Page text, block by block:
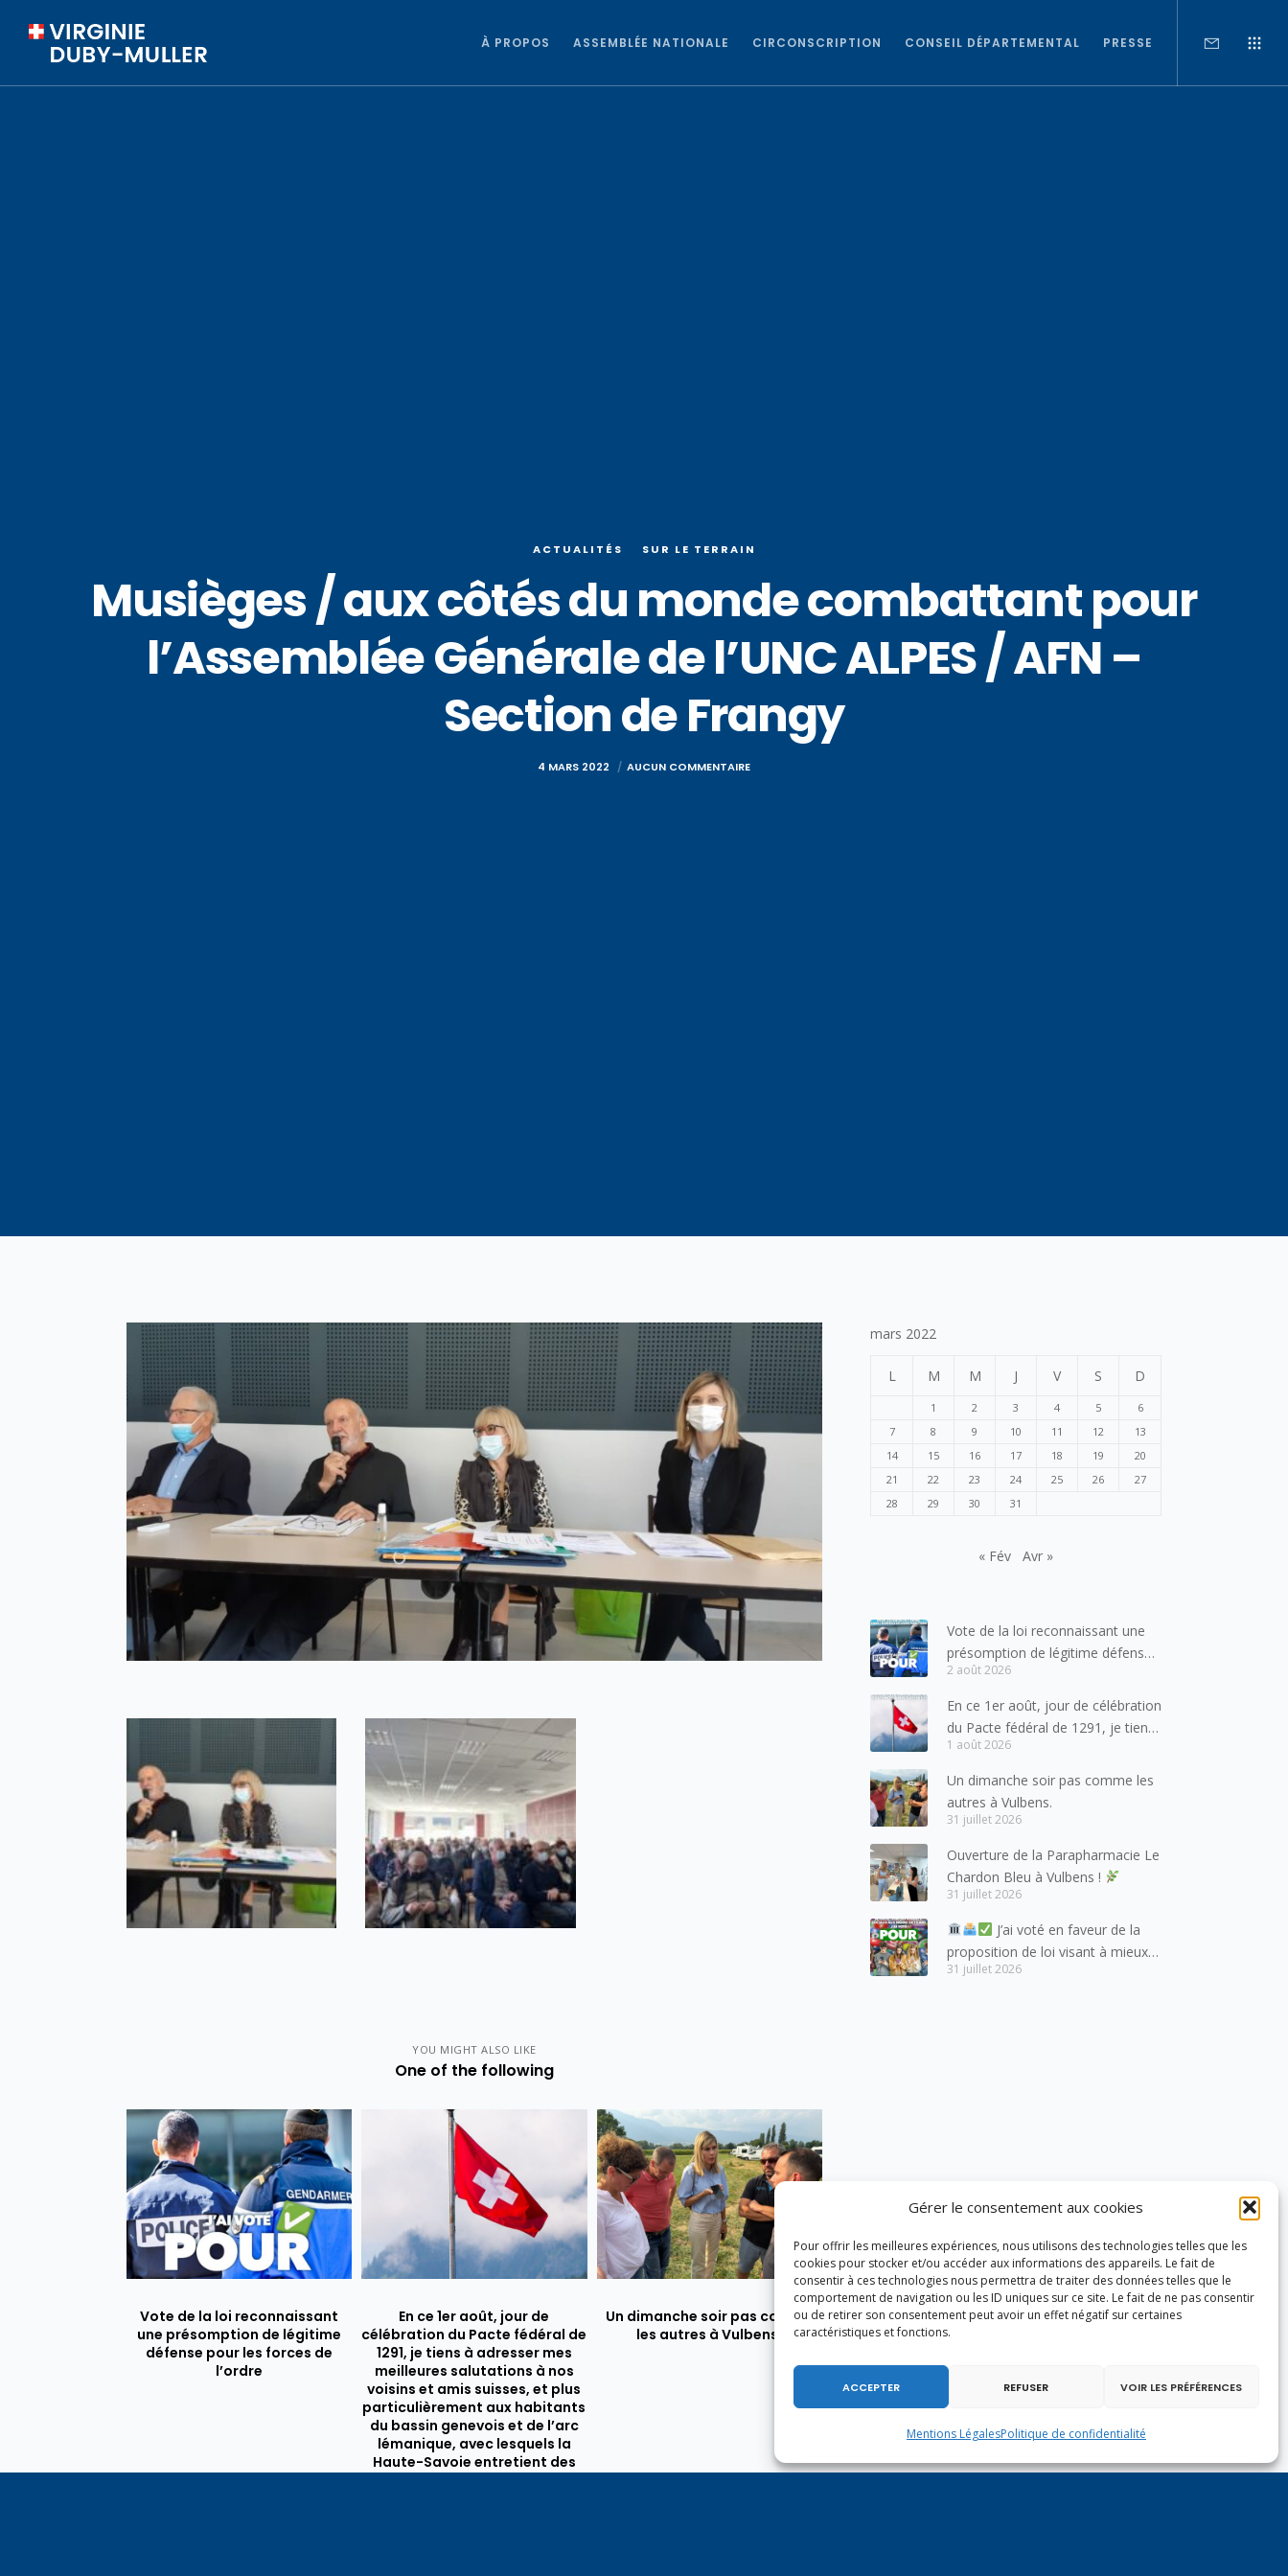
Gérer le consentement aux cookies
Pour offrir les meilleures expériences, nous utilisons des technologies telles que les
cookies pour stocker et/ou accéder aux informations des appareils. Le fait de
consentir à ces technologies nous permettra de traiter des données telles que le
comportement de navigation ou les ID uniques sur ce site. Le fait de ne pas consentir
ou de retirer son consentement peut avoir un effet négatif sur certaines
caractéristiques et fonctions.
ACCEPTER REFUSER VOIR LES PRÉFÉRENCES
Mentions LégalesPolitique de confidentialité
À PROPOS ASSEMBLÉE NATIONALE CIRCONSCRIPTION CONSEIL DÉPARTEMENTAL PRESSE
ACTUALITÉS SUR LE TERRAIN
Musièges / aux côtés du monde combattant pour
l’Assemblée Générale de l’UNC ALPES / AFN –
Section de Frangy
4 MARS 2022 AUCUN COMMENTAIRE
YOU MIGHT ALSO LIKE
One of the following
Vote de la loi reconnaissant
une présomption de légitime
défense pour les forces de
l’ordre
En ce 1er août, jour de
célébration du Pacte fédéral de
1291, je tiens à adresser mes
meilleures salutations à nos
voisins et amis suisses, et plus
particulièrement aux habitants
du bassin genevois et de l’arc
lémanique, avec lesquels la
Haute-Savoie entretient des
Un dimanche soir pas comme
les autres à Vulbens.
mars 2022
L M M J V S D
1 2 3 4 5
6
7
8 9 10 11 12
13
14
15 16 17 18 19
20
21
22 23 24 25 26
27
28
29 30 31
« Fév Avr »
Vote de la loi reconnaissant une
présomption de légitime défense
pour les forces de l’ordre
2 août 2026
En ce 1er août, jour de célébration
du Pacte fédéral de 1291, je tiens
à adresser mes meilleures
salutations à nos voisins et amis
suisses, et plus particulièrement
aux habitants du bassin genevois
lesquels la Haute-Savoie
entretient des liens étroits et
quotidiens.
1 août 2026
Un dimanche soir pas comme les
autres à Vulbens.
31 juillet 2026
Ouverture de la Parapharmacie Le
Chardon Bleu à Vulbens !
31 juillet 2026
J’ai voté en faveur de la
proposition de loi visant à mieux
protéger les mineurs des risques
31 juillet 2026